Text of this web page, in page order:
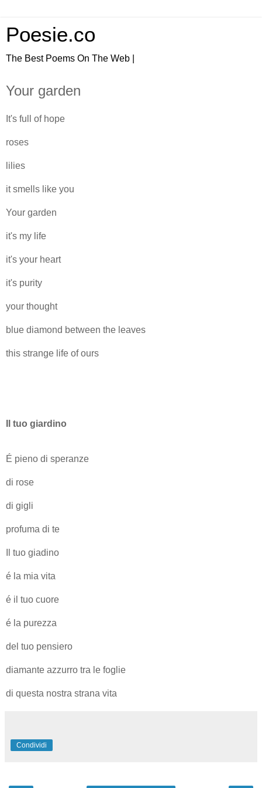
Poesie.co
The Best Poems On The Web |
Your garden
It's full of hope
roses
lilies
it smells like you
Your garden
it's my life
it's your heart
it's purity
your thought
blue diamond between the leaves
this strange life of ours
Il tuo giardino
É pieno di speranze
di rose
di gigli
profuma di te
Il tuo giadino
é la mia vita
é il tuo cuore
é la purezza
del tuo pensiero
diamante azzurro tra le foglie
di questa nostra strana vita
Condividi